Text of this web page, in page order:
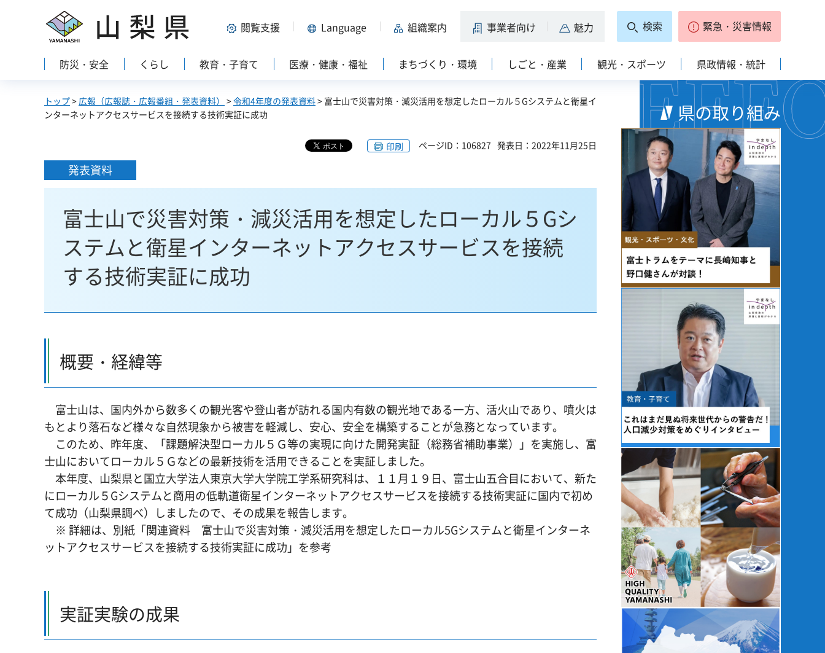
山梨県 閲覧支援 Language 組織案内 事業者向け 魅力 検索 緊急・災害情報
防災・安全 くらし 教育・子育て 医療・健康・福祉 まちづくり・環境 しごと・産業 観光・スポーツ 県政情報・統計
トップ> 広報（広報誌・広報番組・発表資料） >令和4年度の発表資料> 富士山で災害対策・減災活用を想定したローカル５Gシステムと衛星イ
ンターネットアクセスサービスを接続する技術実証に成功
印刷 ページID：106827 発表日：2022年11月25日
発表資料
富士山で災害対策・減災活用を想定したローカル５Gシ
ステムと衛星インターネットアクセスサービスを接続
する技術実証に成功
概要・経緯等
富士山は、国内外から数多くの観光客や登山者が訪れる国内有数の観光地である一方、活火山であり、噴火は
もとより落石など様々な自然現象から被害を軽減し、安心、安全を構築することが急務となっています。
このため、昨年度、「課題解決型ローカル５Ｇ等の実現に向けた開発実証（総務省補助事業）」を実施し、富
士山においてローカル５Ｇなどの最新技術を活用できることを実証しました。
本年度、山梨県と国立大学法人東京大学大学院工学系研究科は、１１月１９日、富士山五合目において、新た
にローカル５Gシステムと商用の低軌道衛星インターネットアクセスサービスを接続する技術実証に国内で初め
て成功（山梨県調べ）しましたので、その成果を報告します。
※ 詳細は、別紙「関連資料 富士山で災害対策・減災活用を想定したローカル5Gシステムと衛星インターネ
ットアクセスサービスを接続する技術実証に成功」を参考
実証実験の成果
県の取り組み